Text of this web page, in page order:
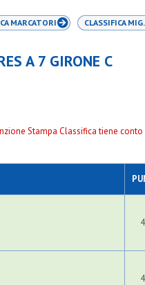
MARCATORI CLASSIFICA
A 7 GIRONE C
Stampa Classifica tiene